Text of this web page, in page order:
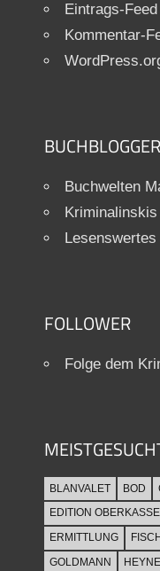
Eintrags-Feed
Kommentar-
BUCHBLOGGER
Buchwelten
FOLLOWER
Folge dem
BLANVALET BOD
EDITION
ERMITTLUNG
GOLDMANN
HEYNE